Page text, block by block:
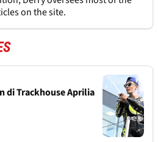
on the site.
di Trackhouse Aprilia